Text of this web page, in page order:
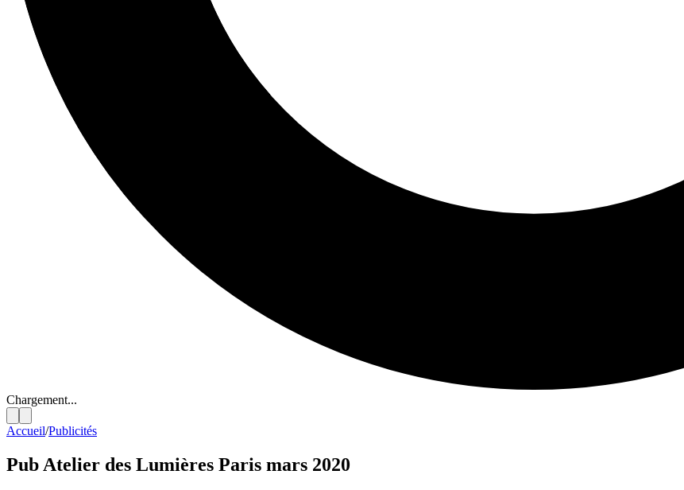
Chargement...
Accueil/Publicités
Pub Atelier des Lumières Paris mars 2020